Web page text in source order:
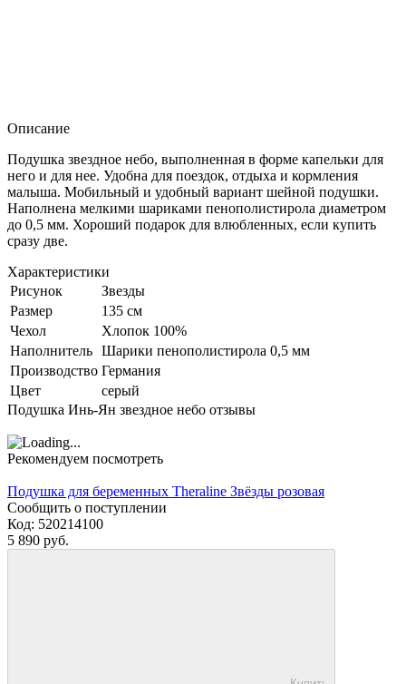
Описание
Подушка звездное небо, выполненная в форме капельки для
него и для нее. Удобна для поездок, отдыха и кормления
малыша. Мобильный и удобный вариант шейной подушки.
Наполнена мелкими шариками пенополистирола диаметром
до 0,5 мм. Хороший подарок для влюбленных, если купить
сразу две.
Характеристики
Рисунок
Звезды
Размер
135 см
Чехол
Хлопок 100%
Наполнитель Шарики пенополистирола 0,5 мм
Производство Германия
Цвет
серый
Подушка Инь-Ян звездное небо отзывы
Рекомендуем посмотреть
Подушка для беременных Theraline Звёзды розовая
Сообщить о поступлении
Код: 520214100
5 890 руб.